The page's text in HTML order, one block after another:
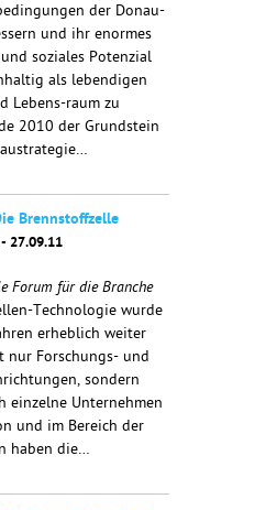
der Donau-
und ihr enormes
soziales Potenzial
als lebendigen
Lebens-raum zu
2010 der Grundstein
Brennstoffzelle
27.09.11
Forum für die Branche
Technologie wurde
erheblich weiter
nur Forschungs- und
sondern
einzelne Unternehmen
und im Bereich der
haben die…